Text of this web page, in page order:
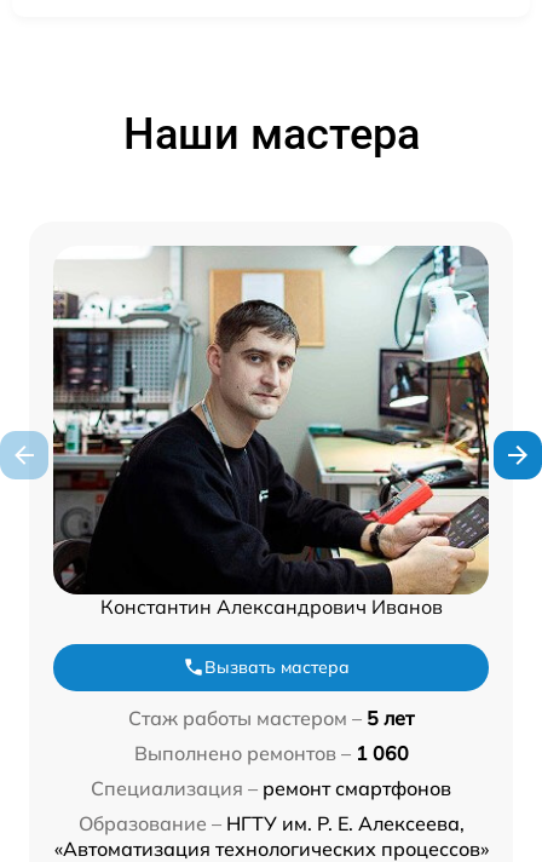
Наши мастера
Константин Александрович Иванов
Вызвать мастера
Стаж работы мастером – 5 лет
Выполнено ремонтов – 1 060
Специализация – ремонт смартфонов
Образование – НГТУ им. Р. Е. Алексеева,
«Автоматизация технологических процессов»